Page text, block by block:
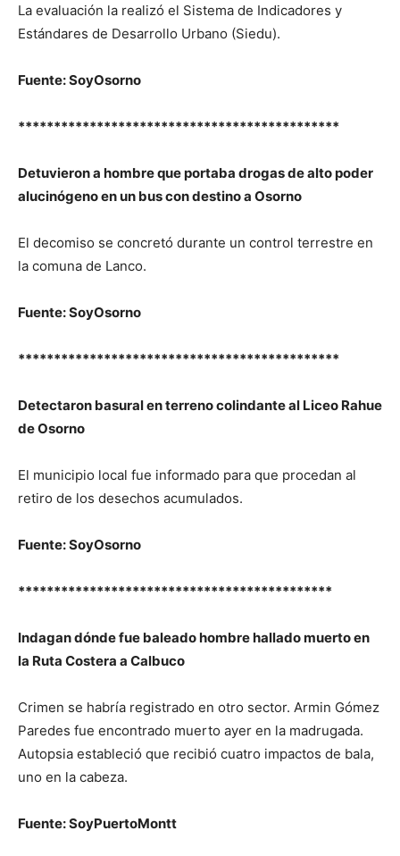
La evaluación la realizó el Sistema de Indicadores y
Estándares de Desarrollo Urbano (Siedu).
Fuente: SoyOsorno
*********************************************
Detuvieron a hombre que portaba drogas de alto poder
alucinógeno en un bus con destino a Osorno
El decomiso se concretó durante un control terrestre en
la comuna de Lanco.
Fuente: SoyOsorno
*********************************************
Detectaron basural en terreno colindante al Liceo Rahue
de Osorno
El municipio local fue informado para que procedan al
retiro de los desechos acumulados.
Fuente: SoyOsorno
********************************************
Indagan dónde fue baleado hombre hallado muerto en
la Ruta Costera a Calbuco
Crimen se habría registrado en otro sector. Armin Gómez
Paredes fue encontrado muerto ayer en la madrugada.
Autopsia estableció que recibió cuatro impactos de bala,
uno en la cabeza.
Fuente: SoyPuertoMontt